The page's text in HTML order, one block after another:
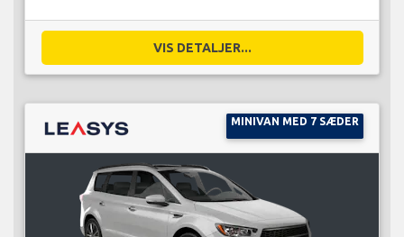
VIS DETALJER...
MINIVAN MED 7 SÆDER